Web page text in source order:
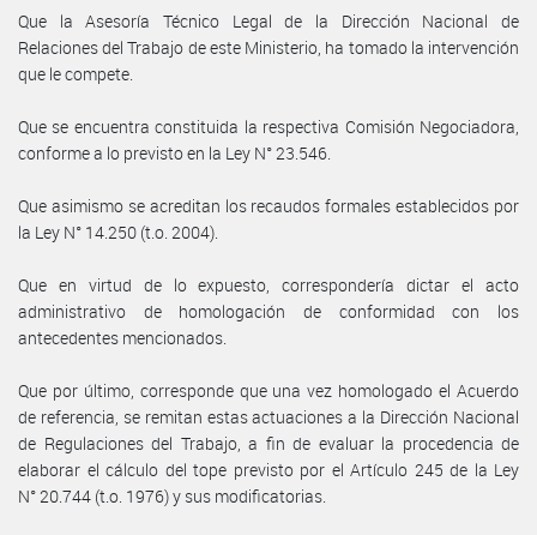
Que la Asesoría Técnico Legal de la Dirección Nacional de
Relaciones del Trabajo de este Ministerio, ha tomado la intervención
que le compete.
Que se encuentra constituida la respectiva Comisión Negociadora,
conforme a lo previsto en la Ley N° 23.546.
Que asimismo se acreditan los recaudos formales establecidos por
la Ley N° 14.250 (t.o. 2004).
Que en virtud de lo expuesto, correspondería dictar el acto
administrativo de homologación de conformidad con los
antecedentes mencionados.
Que por último, corresponde que una vez homologado el Acuerdo
de referencia, se remitan estas actuaciones a la Dirección Nacional
de Regulaciones del Trabajo, a fin de evaluar la procedencia de
elaborar el cálculo del tope previsto por el Artículo 245 de la Ley
N° 20.744 (t.o. 1976) y sus modificatorias.